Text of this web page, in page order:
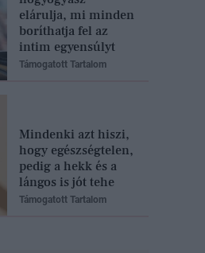
elárulja, mi minden
boríthatja fel az
intim egyensúlyt
Támogatott Tartalom
Mindenki azt hiszi,
hogy egészségtelen,
pedig a hekk és a
lángos is jót tehe
Támogatott Tartalom